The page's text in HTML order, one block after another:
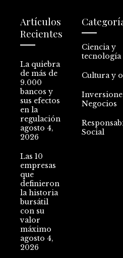
Artículos
Recientes
La quiebra
de más de
9.000
bancos y
sus efectos
en la
regulación
agosto 4,
2026
Las 10
empresas
que
definieron
la historia
bursátil
con su
valor
máximo
agosto 4,
2026
Ciencia y
tecnología
Cultura y
Negocios
Social